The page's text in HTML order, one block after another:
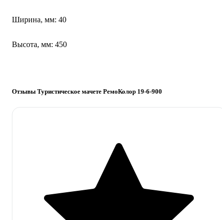
Ширина, мм: 40
Высота, мм: 450
Отзывы Туристическое мачете РемоКолор 19-6-900